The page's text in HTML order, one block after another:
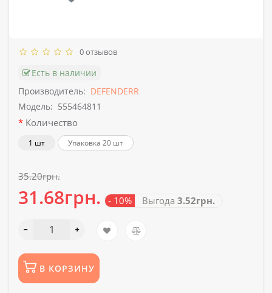
0 отзывов
Есть в наличии
Производитель: DEFENDERR
Модель: 555464811
Количество
1 шт Упаковка 20 шт
35.20грн.
31.68грн. - 10% Выгода 3.52грн.
В КОРЗИНУ